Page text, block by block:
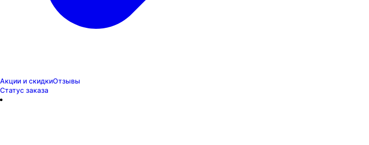
Акции и скидкиОтзывы
Статус заказа